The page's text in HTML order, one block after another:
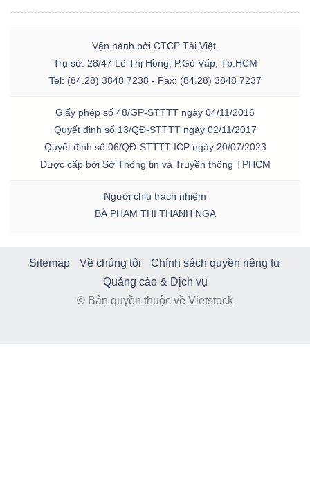
Vận hành bởi CTCP Tài Việt.
Trụ sở: 28/47 Lê Thị Hồng, P.Gò Vấp, Tp.HCM
Tel: (84.28) 3848 7238 - Fax: (84.28) 3848 7237
Giấy phép số 48/GP-STTTT ngày 04/11/2016
Quyết định số 13/QĐ-STTTT ngày 02/11/2017
Quyết định số 06/QĐ-STTTT-ICP ngày 20/07/2023
Được cấp bởi Sở Thông tin và Truyền thông TPHCM
Người chịu trách nhiệm
BÀ PHẠM THỊ THANH NGA
Sitemap Về chúng tôi
Chính sách quyền riêng tư
Quảng cáo & Dịch vụ
© Bản quyền thuộc về Vietstock